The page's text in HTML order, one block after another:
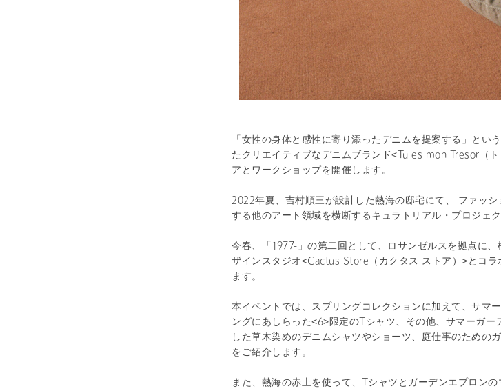
「女性の身体と感性に寄り添ったデニムを提案する」とい
たクリエイティブなデニムブランド<Tu es mon Tresor（
アとワークショップを開催します。
2022年夏、吉村順三が設計した熱海の邸宅にて、 ファッ
する他のアート領域を横断するキュラトリアル・プロジェ
今春、「1977-」の第二回として、ロサンゼルスを拠点に
ザインスタジオ<Cactus Store（カクタス ストア）>とコ
ます。
本イベントでは、スプリングコレクションに加えて、サマ
ングにあしらった<6>限定のTシャツ、その他、サマーガ
した草木染めのデニムシャツやショーツ、庭仕事のための
をご紹介します。
また、熱海の赤土を使って、Tシャツとガーデンエプロン